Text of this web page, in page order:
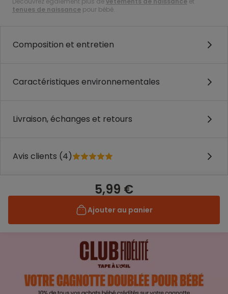
tenues de naissance pour bébé.
Composition et entretien
Caractéristiques environnementales
Livraison, échanges et retours
Avis clients (4)
5,99 €
Ajouter au panier